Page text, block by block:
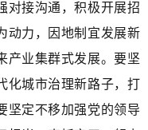
对接沟通，积极开展招
动力，因地制宜发展新
产业集群式发展。要坚
化城市治理新路子，打
坚定不移加强党的领导